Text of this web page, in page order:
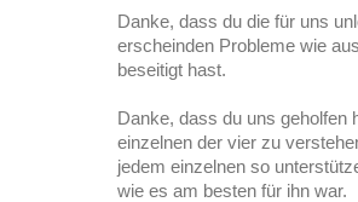
Danke, dass du die für uns
erscheinden Probleme wie
beseitigt hast.
Danke, dass du uns geholfen
einzelnen der vier zu
jedem einzelnen so
wie es am besten für ihn war.